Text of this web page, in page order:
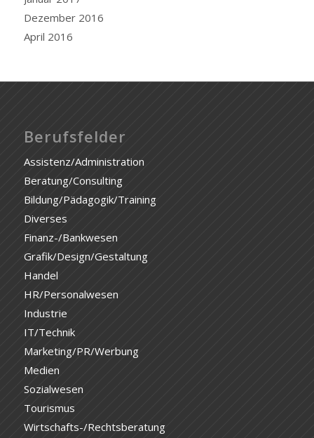
Dezember 2016
April 2016
Berufsfelder
Assistenz/Administration
Beratung/Consulting
Bildung/Pädagogik/Training
Diverses
Finanz-/Bankwesen
Grafik/Design/Gestaltung
Handel
HR/Personalwesen
Industrie
IT/Technik
Marketing/PR/Werbung
Medien
Sozialwesen
Tourismus
Wirtschafts-/Rechtsberatung